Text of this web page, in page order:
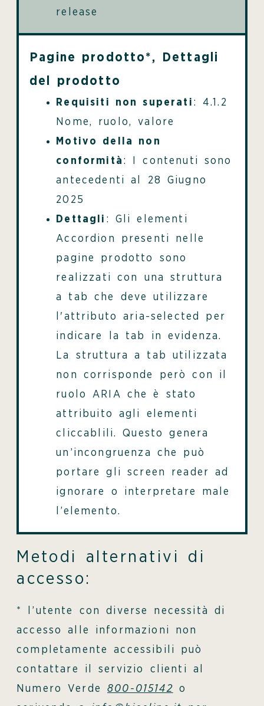
release
Pagine prodotto*,
Dettagli
del prodotto
Requisiti non superati : 4.1.2
Nome, ruolo, valore
Motivo della non
conformità : I contenuti sono
antecedenti al 28 Giugno
2025
Dettagli : Gli elementi
Accordion presenti nelle
pagine prodotto sono
realizzati con una struttura
a tab che deve utilizzare
l'attributo aria-selected per
indicare la tab in evidenza.
La struttura a tab utilizzata
non corrisponde però con il
ruolo ARIA che è stato
attribuito agli elementi
cliccablili. Questo genera
un’incongruenza che può
portare gli screen reader ad
ignorare o interpretare male
l’elemento.
Metodi alternativi di
accesso:
* l’utente con diverse necessità di
accesso alle informazioni non
completamente accessibili può
contattare il servizio clienti al
Numero Verde 800-015142 o